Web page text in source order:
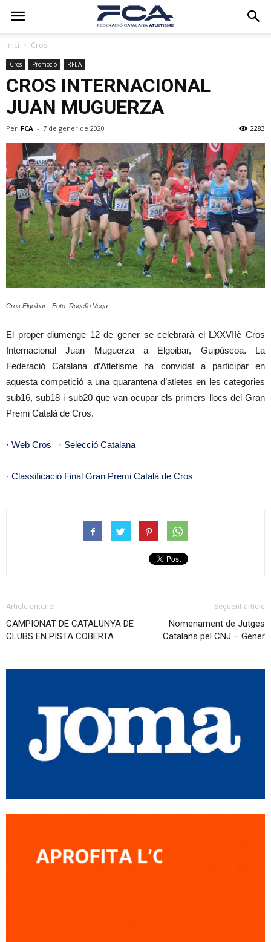
Inici Cros
Cros Promoció RFEA
CROS INTERNACIONAL
JUAN MUGUERZA
Per FCA - 7 de gener de 2020 2283
Cros Elgoibar - Foto: Rogelio Vega
El proper diumenge 12 de gener se celebrarà el LXXVIIè Cros
Internacional Juan Muguerza a Elgoibar, Guipúscoa. La
Federació Catalana d’Atletisme ha convidat a participar en
aquesta competició a una quarantena d’atletes en les categories
sub16, sub18 i sub20 que van ocupar els primers llocs del Gran
Premi Català de Cros.
· Web Cros · Selecció Catalana
· Classificació Final Gran Premi Català de Cros
Article anterior
CAMPIONAT DE CATALUNYA DE
CLUBS EN PISTA COBERTA
Següent article
Nomenament de Jutges
Catalans pel CNJ – Gener